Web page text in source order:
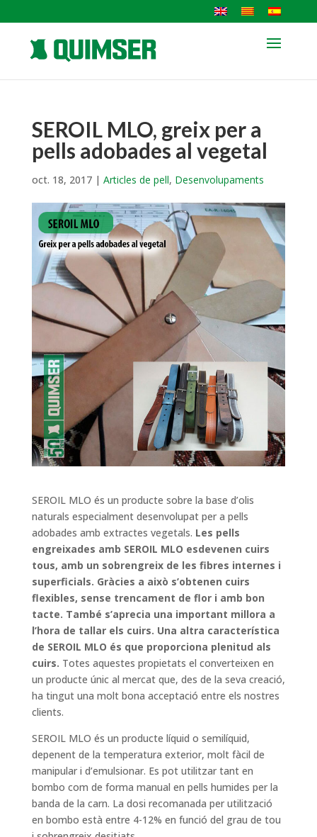
SEROIL MLO, greix per a
pells adobades al vegetal
oct. 18, 2017| Articles de pell, Desenvolupaments
SEROIL MLO és un producte sobre la base d’olis
naturals especialment desenvolupat per a pells
adobades amb extractes vegetals. Les pells
engreixades amb SEROIL MLO esdevenen cuirs
tous, amb un sobrengreix de les fibres internes i
superficials. Gràcies a això s’obtenen cuirs
flexibles, sense trencament de flor i amb bon
tacte. També s’aprecia una important millora a
l’hora de tallar els cuirs. Una altra característica
de SEROIL MLO és que proporciona plenitud als
cuirs. Totes aquestes propietats el converteixen en
un producte únic al mercat que, des de la seva creació,
ha tingut una molt bona acceptació entre els nostres
clients.
SEROIL MLO és un producte líquid o semilíquid,
depenent de la temperatura exterior, molt fàcil de
manipular i d’emulsionar. Es pot utilitzar tant en
bombo com de forma manual en pells humides per la
banda de la carn. La dosi recomanada per utilització
en bombo està entre 4-12% en funció del grau de tou